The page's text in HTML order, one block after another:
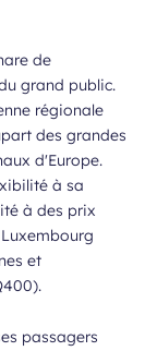
de
grand public.
régionale
des grandes
d'Europe.
à sa
à des prix
et
passagers